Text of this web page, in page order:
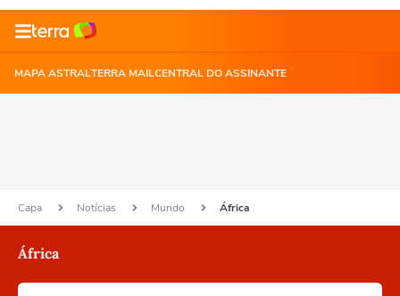
MAPA ASTRALTERRA MAILCENTRAL DO ASSINANTE
Capa Notícias Mundo África
África